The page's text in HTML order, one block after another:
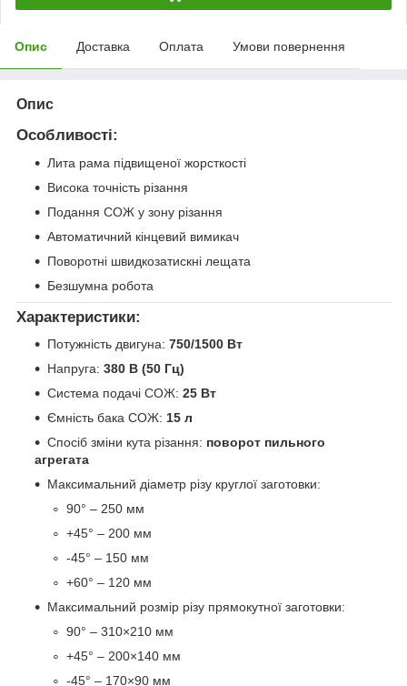
Опис Доставка Оплата Умови повернення
Опис
Особливості:
Лита рама підвищеної жорсткості
Висока точність різання
Подання СОЖ у зону різання
Автоматичний кінцевий вимикач
Поворотні швидкозатискні лещата
Безшумна робота
Характеристики:
Потужність двигуна: 750/1500 Вт
Напруга: 380 В (50 Гц)
Система подачі СОЖ: 25 Вт
Ємність бака СОЖ: 15 л
Спосіб зміни кута різання: поворот пильного
агрегата
Максимальний діаметр різу круглої заготовки:
90° – 250 мм
+45° – 200 мм
-45° – 150 мм
+60° – 120 мм
Максимальний розмір різу прямокутної заготовки:
90° – 310×210 мм
+45° – 200×140 мм
-45° – 170×90 мм